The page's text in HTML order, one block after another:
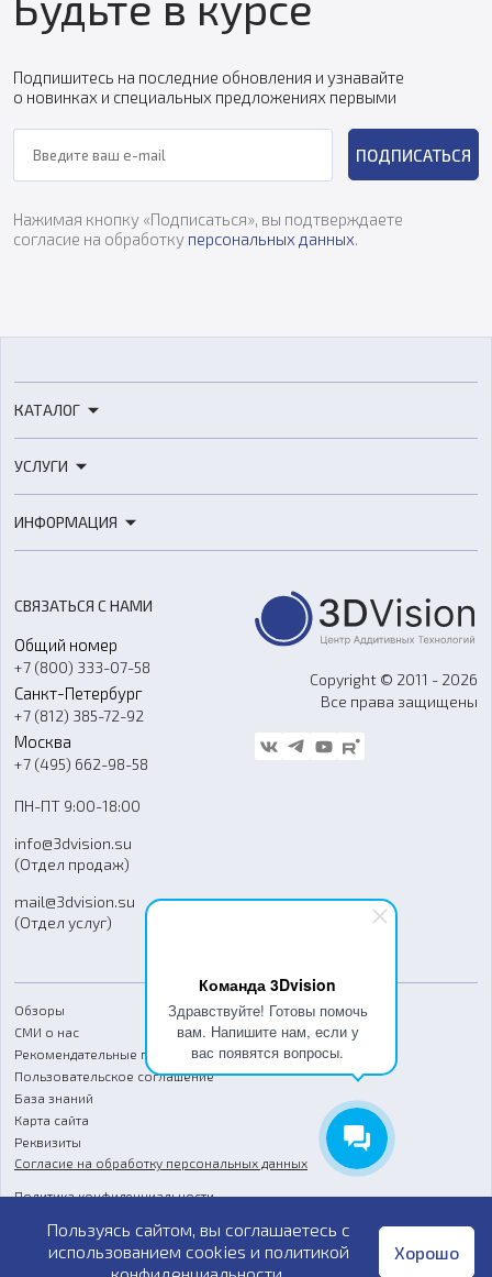
Команда 3Dvision
Здравствуйте! Готовы помочь
вам. Напишите нам, если у
вас появятся вопросы.
Подпишитесь на последние обновления и узнавайте
о новинках и специальных предложениях первыми
ПОДПИСАТЬСЯ
Нажимая кнопку «Подписаться», вы подтверждаете
согласие на обработку персональных данных
КАТАЛОГ
3D-сканеры
Расходные материалы
Оборудование и материалы для вакуумного литья
Аксессуары и прочее оборудование
Программное обеспечение
УСЛУГИ
3D-моделирование
Ремонт и услуги
ИНФОРМАЦИЯ
О компании
Контакты
Гос. закупки
Стать дилером
Блог
FAQ
СВЯЗАТЬСЯ С НАМИ
Общий номер
+7 (800) 333-07-58
Санкт-Петербург
+7 (812) 385-72-92
Москва
+7 (495) 662-98-58
ПН-ПТ 9:00-18:00
info@3dvision.su
(Отдел продаж)
mail@3dvision.su
(Отдел услуг)
Copyright © 2011 - 2026
Все права защищены
Обзоры
СМИ о нас
Рекомендательные письма
Пользовательское соглашение
База знаний
Карта сайта
Реквизиты
Согласие на обработку персональных данных
Политика конфиденциальности
Публичная оферта
Пользуясь сайтом, вы соглашаетесь с
использованием cookies и политикой
Хорошо